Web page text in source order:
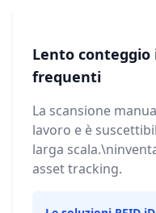
Lento
frequenti
La scansione
lavoro e è
larga
asset tracking.